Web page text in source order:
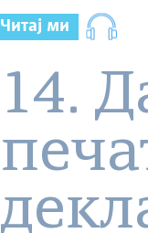
Читај ми
14.